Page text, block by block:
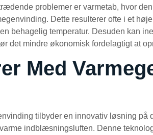
problemer er varmetab, hvor
Dette resulterer ofte i et
behagelig temperatur. Desuden kan
det mindre økonomisk fordelagtigt at
Med
tilbyder en innovativ løsning på
indblæsningsluften. Denne